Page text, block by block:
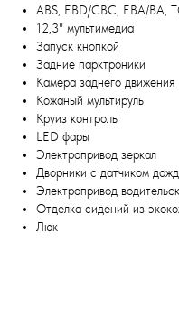
ABS, EBD/CBC, EBA/BA,
12,3" мультимедиа
Запуск кнопкой
Задние парктроники
Камера заднего движения
Кожаный мультируль
Круиз контроль
LED фары
Электропривод зеркал
Дворники с датчиком
Электропривод
Отделка сидений из
Люк